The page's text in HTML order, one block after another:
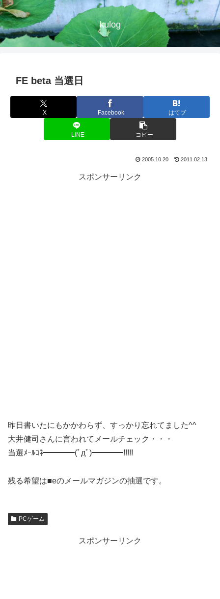
kulog
FE beta 当選日
X Facebook はてブ
LINE コピー
2005.10.20 2011.02.13
スポンサーリンク
昨日書いたにもかかわらず、すっかり忘れてました^^
大井健司さんに言われてメールチェック・・・
当選ﾒｰﾙｺﾈ━━━━(ﾟдﾟ)━━━━!!!!!
残る希望は■eのメールマガジンの抽選です。
PCゲーム
スポンサーリンク